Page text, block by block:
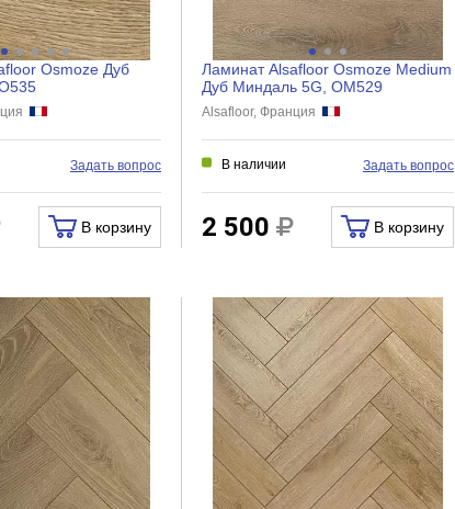
Osmoze Дуб
Задать вопрос
В корзину
Ламинат Alsafloor Osmoze Medium
Дуб Миндаль 5G, OM529
Alsafloor, Франция
В наличии Задать вопрос
2 500 В корзину